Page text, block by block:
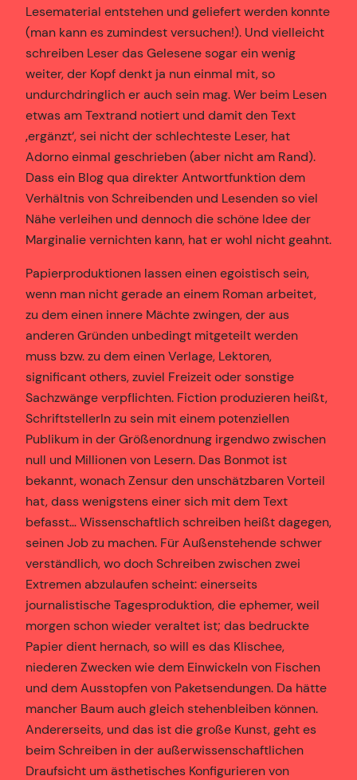
Lesematerial entstehen und geliefert werden konnte
(man kann es zumindest versuchen!). Und vielleicht
schreiben Leser das Gelesene sogar ein wenig
weiter, der Kopf denkt ja nun einmal mit, so
undurchdringlich er auch sein mag. Wer beim Lesen
etwas am Textrand notiert und damit den Text
‚ergänzt‘, sei nicht der schlechteste Leser, hat
Adorno einmal geschrieben (aber nicht am Rand).
Dass ein Blog qua direkter Antwortfunktion dem
Verhältnis von Schreibenden und Lesenden so viel
Nähe verleihen und dennoch die schöne Idee der
Marginalie vernichten kann, hat er wohl nicht geahnt.
Papierproduktionen lassen einen egoistisch sein,
wenn man nicht gerade an einem Roman arbeitet,
zu dem einen innere Mächte zwingen, der aus
anderen Gründen unbedingt mitgeteilt werden
muss bzw. zu dem einen Verlage, Lektoren,
significant others, zuviel Freizeit oder sonstige
Sachzwänge verpflichten. Fiction produzieren heißt,
SchriftstellerIn zu sein mit einem potenziellen
Publikum in der Größenordnung irgendwo zwischen
null und Millionen von Lesern. Das Bonmot ist
bekannt, wonach Zensur den unschätzbaren Vorteil
hat, dass wenigstens einer sich mit dem Text
befasst… Wissenschaftlich schreiben heißt dagegen,
seinen Job zu machen. Für Außenstehende schwer
verständlich, wo doch Schreiben zwischen zwei
Extremen abzulaufen scheint: einerseits
journalistische Tagesproduktion, die ephemer, weil
morgen schon wieder veraltet ist; das bedruckte
Papier dient hernach, so will es das Klischee,
niederen Zwecken wie dem Einwickeln von Fischen
und dem Ausstopfen von Paketsendungen. Da hätte
mancher Baum auch gleich stehenbleiben können.
Andererseits, und das ist die große Kunst, geht es
beim Schreiben in der außerwissenschaftlichen
Draufsicht um ästhetisches Konfigurieren von